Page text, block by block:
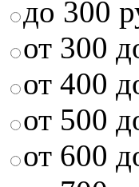
до 300
от 300
от 400
от 500
от 600